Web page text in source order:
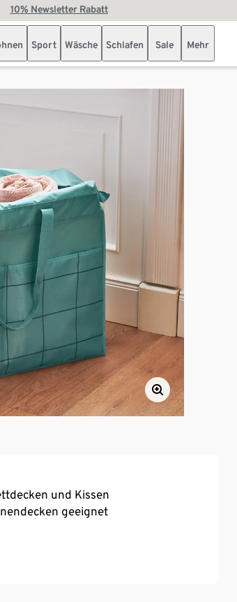
10% Newsletter Rabatt
Sport Wäsche Schlafen Sale Mehr
und Kissen
geeignet